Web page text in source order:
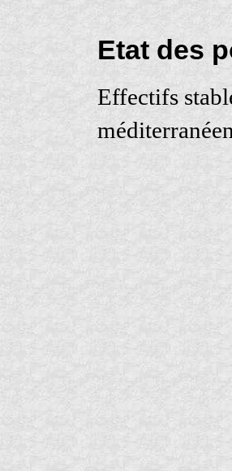
Etat des
Effectifs